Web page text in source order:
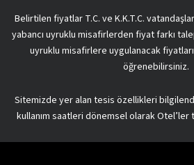
Belirtilen fiyatlar T.C. ve K.K.T.C.
yabancı uyruklu misafirlerden fiyat farkı
uyruklu misafirlere uygulanacak
öğrenebilirsiniz.
Sitemizde yer alan tesis özellikleri
kullanım saatleri dönemsel olarak Otel’ler